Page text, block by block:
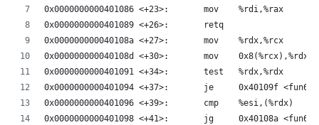
0x0000000000401086 <+23>:	mov    %rdi,%rax
0x0000000000401089 <+26>:	retq
0x000000000040108a <+27>:	mov    %rdx,%rcx
0x000000000040108d <+30>:	mov    0x8(%rcx),%rdx
0x0000000000401091 <+34>:	test   %rdx,%rdx
0x0000000000401094 <+37>:	je     0x40109f
0x0000000000401096 <+39>:	cmp    %esi,(%rdx)
0x0000000000401098 <+41>:	jg     0x40108a